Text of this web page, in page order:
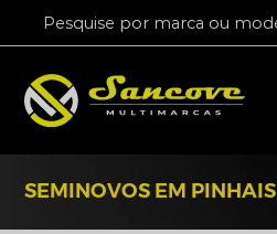
SEMINOVOS EM PINHAIS